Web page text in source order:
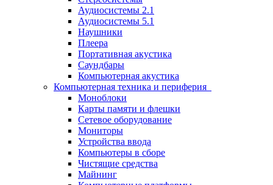
Аудиосистемы 2.1
Аудиосистемы 5.1
Наушники
Плеера
Портативная акустика
Саундбары
Компьютерная акустика
Компьютерная техника и периферия
Моноблоки
Карты памяти и флешки
Сетевое оборудование
Мониторы
Устройства ввода
Компьютеры в сборе
Чистящие средства
Майнинг